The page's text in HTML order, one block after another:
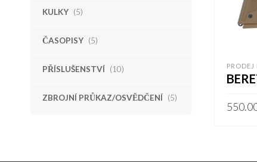
KULKY (5)
ČASOPISY (5)
PŘÍSLUŠENSTVÍ (10)
ZBROJNÍ PRŮKAZ/OSVĚDČENÍ (5)